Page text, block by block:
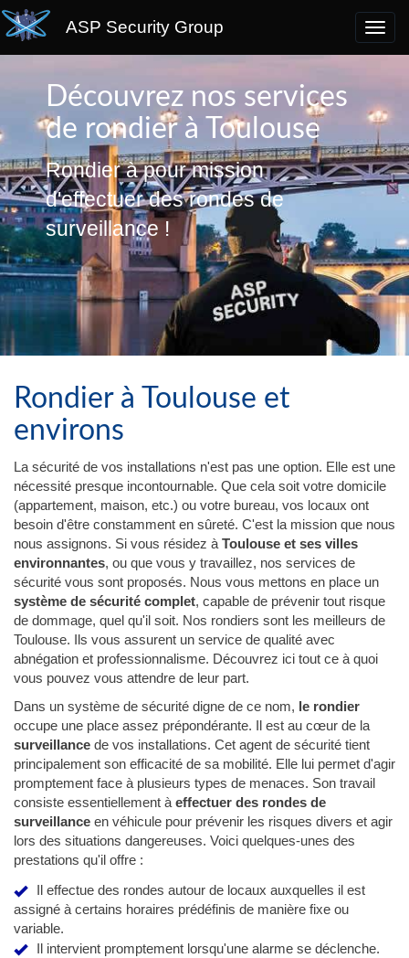
ASP Security Group
Découvrez nos services
de rondier à Toulouse
Rondier à pour mission
d'effectuer des rondes de
surveillance !
Rondier à Toulouse et
environs
La sécurité de vos installations n'est pas une option. Elle est une
nécessité presque incontournable. Que cela soit votre domicile
(appartement, maison, etc.) ou votre bureau, vos locaux ont
besoin d'être constamment en sûreté. C'est la mission que nous
nous assignons. Si vous résidez à Toulouse et ses villes
environnantes, ou que vous y travaillez, nos services de
sécurité vous sont proposés. Nous vous mettons en place un
système de sécurité complet, capable de prévenir tout risque
de dommage, quel qu'il soit. Nos rondiers sont les meilleurs de
Toulouse. Ils vous assurent un service de qualité avec
abnégation et professionnalisme. Découvrez ici tout ce à quoi
vous pouvez vous attendre de leur part.
Dans un système de sécurité digne de ce nom, le rondier
occupe une place assez prépondérante. Il est au cœur de la
surveillance de vos installations. Cet agent de sécurité tient
principalement son efficacité de sa mobilité. Elle lui permet d'agir
promptement face à plusieurs types de menaces. Son travail
consiste essentiellement à effectuer des rondes de
surveillance en véhicule pour prévenir les risques divers et agir
lors des situations dangereuses. Voici quelques-unes des
prestations qu'il offre :
Il effectue des rondes autour de locaux auxquelles il est
assigné à certains horaires prédéfinis de manière fixe ou
variable.
Il intervient promptement lorsqu'une alarme se déclenche.